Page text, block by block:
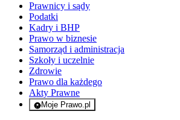
Prawnicy i sądy
Podatki
Kadry i BHP
Prawo w biznesie
Samorząd i administracja
Szkoły i uczelnie
Zdrowie
Prawo dla każdego
Akty Prawne
Moje Prawo.pl
- rejestracja i logowanie do serwisu